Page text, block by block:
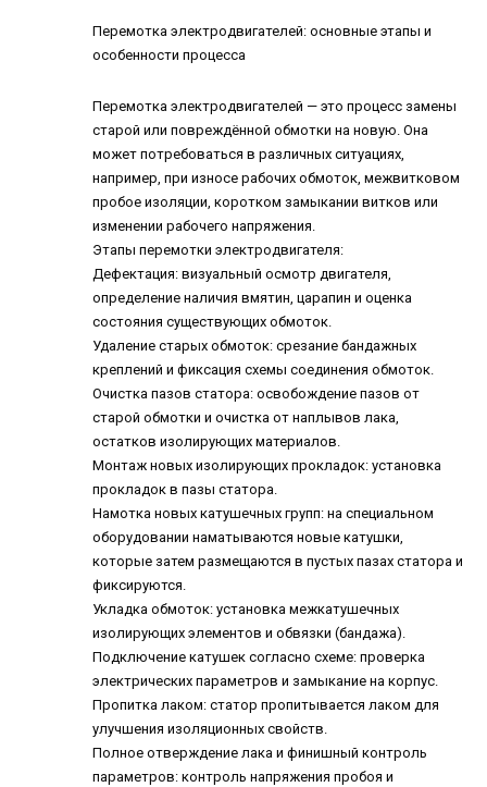
Перемотка электродвигателей: основные этапы и
особенности процесса
Перемотка электродвигателей — это процесс замены
старой или повреждённой обмотки на новую. Она
может потребоваться в различных ситуациях,
например, при износе рабочих обмоток, межвитковом
пробое изоляции, коротком замыкании витков или
изменении рабочего напряжения.
Этапы перемотки электродвигателя:
Дефектация: визуальный осмотр двигателя,
определение наличия вмятин, царапин и оценка
состояния существующих обмоток.
Удаление старых обмоток: срезание бандажных
креплений и фиксация схемы соединения обмоток.
Очистка пазов статора: освобождение пазов от
старой обмотки и очистка от наплывов лака,
остатков изолирующих материалов.
Монтаж новых изолирующих прокладок: установка
прокладок в пазы статора.
Намотка новых катушечных групп: на специальном
оборудовании наматываются новые катушки,
которые затем размещаются в пустых пазах статора и
фиксируются.
Укладка обмоток: установка межкатушечных
изолирующих элементов и обвязки (бандажа).
Подключение катушек согласно схеме: проверка
электрических параметров и замыкание на корпус.
Пропитка лаком: статор пропитывается лаком для
улучшения изоляционных свойств.
Полное отверждение лака и финишный контроль
параметров: контроль напряжения пробоя и